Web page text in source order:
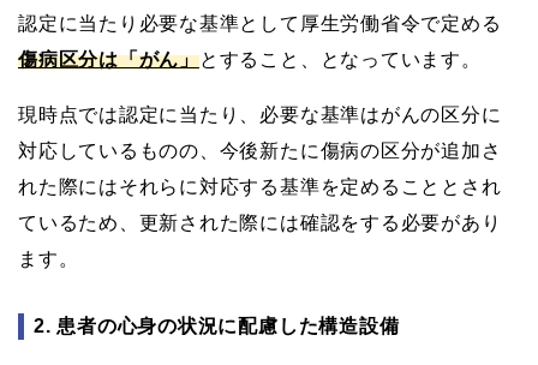
認定に当たり必要な基準として厚生労働省令で定める
傷病区分は「がん」とすること、となっています。
現時点では認定に当たり、必要な基準はがんの区分に
対応しているものの、今後新たに傷病の区分が追加さ
れた際にはそれらに対応する基準を定めることとされ
ているため、更新された際には確認をする必要があり
ます。
2. 患者の心身の状況に配慮した構造設備